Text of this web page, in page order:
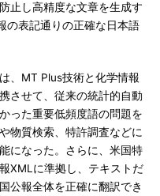
止し高精度な文章を生成す
の表記通りの正確な日本語
、MT Plus技術と化学情報
させて、従来の統計的自動
った重要低頻度語の問題を
物質検索、特許調査などに
になった。さらに、米国特
XMLに準拠し、テキストだ
公報全体を正確に翻訳でき